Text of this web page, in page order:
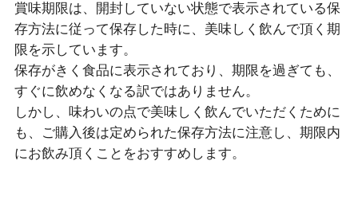
賞味期限は、開封していない状態で表示されている保
存方法に従って保存した時に、美味しく飲んで頂く期
限を示しています。
保存がきく食品に表示されており、期限を過ぎても、
すぐに飲めなくなる訳ではありません。
しかし、味わいの点で美味しく飲んでいただくために
も、ご購入後は定められた保存方法に注意し、期限内
にお飲み頂くことをおすすめします。